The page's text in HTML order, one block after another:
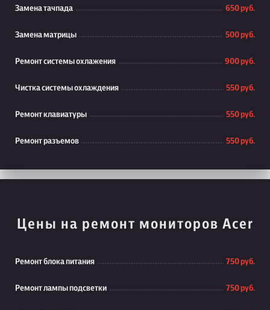
Замена тачпада 650 руб.
Замена матрицы 500 руб.
Ремонт системы охлажения 900 руб.
Чистка системы охлаждения 550 руб.
Ремонт клавиатуры 550 руб.
Ремонт разъемов 550 руб.
Цены на ремонт мониторов Acer
Ремонт блока питания 750 руб.
Ремонт лампы подсветки 750 руб.